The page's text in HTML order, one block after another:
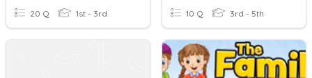
20 Q 1st - 3rd 10 Q 3rd - 5th